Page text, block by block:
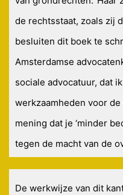
de rechtsstaat, zoals zij
besluiten dit boek te
Amsterdamse
sociale advocatuur, dat
werkzaamheden voor
mening dat je ‘minder
tegen de macht van de
De werkwijze van dit